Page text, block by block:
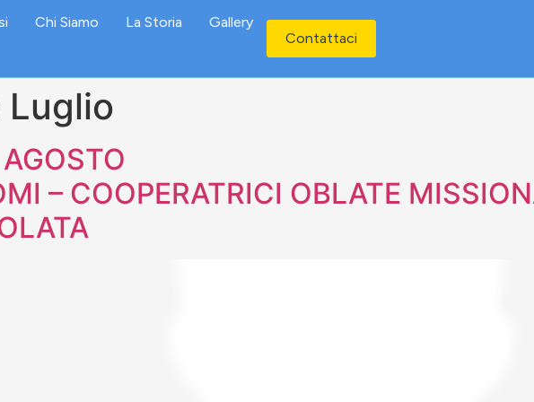
Chi Siamo La Storia
Gallery
Contattaci
Luglio
– COOPERATRICI OBLATE